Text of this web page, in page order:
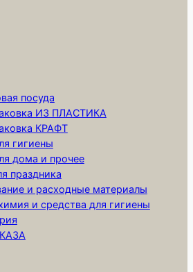
посуда
ИЗ ПЛАСТИКА
КРАФТ
гигиены
дома и прочее
праздника
и расходные материалы
и средства для гигиены